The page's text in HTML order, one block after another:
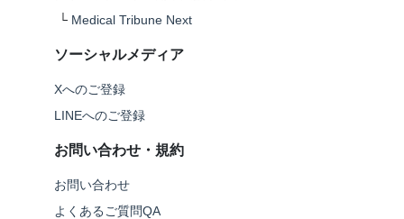
└ Medical Tribune Next
ソーシャルメディア
Xへのご登録
LINEへのご登録
お問い合わせ・規約
お問い合わせ
よくあるご質問QA